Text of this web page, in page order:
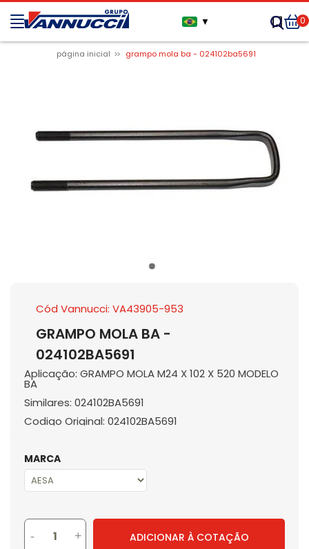
▼ 0
página inicial grampo mola ba - 024102ba5691
Cód Vannucci: VA43905-953
GRAMPO MOLA BA -
024102BA5691
Aplicação: GRAMPO MOLA M24 X 102 X 520 MODELO
BA
Similares: 024102BA5691
Codigo Original: 024102BA5691
MARCA
- + ADICIONAR À COTAÇÃO